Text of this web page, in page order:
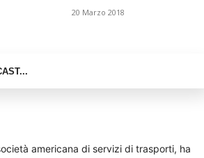
20 Marzo 2018
americana di servizi di trasporti, ha